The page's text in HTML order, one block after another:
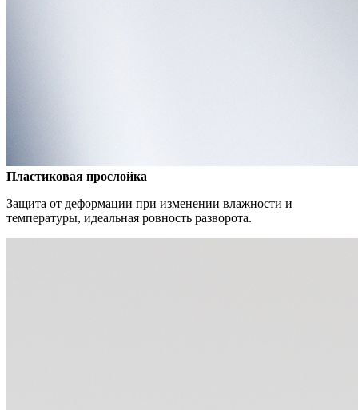
Пластиковая прослойка
Защита от деформации при изменении влажности и
температуры, идеальная ровность разворота.